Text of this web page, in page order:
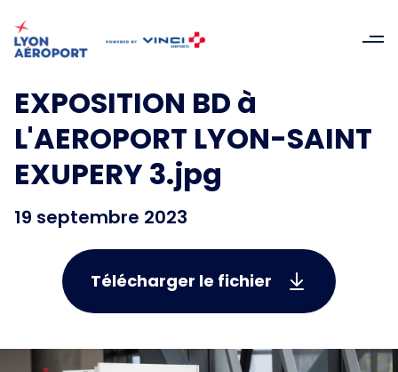
EXPOSITION BD à
L'AEROPORT LYON-SAINT
EXUPERY 3.jpg
19 septembre 2023
Télécharger le fichier